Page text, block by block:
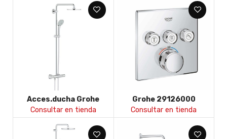
termost.redondo 3 vias
termost.cuadrado 3 vias
Acces.ducha Grohe
euphoria 27964000
conj.ducha 210mm
Consultar en tienda
Grohe 29126000
termostato
smartcontrol 3,
Consultar en tienda